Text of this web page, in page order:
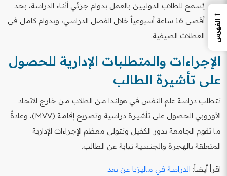
يُسمح للطلاب الدوليين بالعمل بدوام جزئي أثناء الدراسة، بحد
أقصى 16 ساعة أسبوعياً خلال الفصل الدراسي، وبدوام كامل في
العطلات الصيفية.
الإجراءات والمتطلبات الإدارية للحصول
على تأشيرة الطالب
تتطلب دراسة علم النفس في هولندا من الطلاب من خارج الاتحاد
الأوروبي الحصول على تأشيرة دراسية وتصريح إقامة (MVV)، وعادةً
ما تقوم الجامعة بدور الكفيل وتتولى معظم الإجراءات الإدارية
المتعلقة بالهجرة والجنسية نيابة عن الطالب.
اقرأ أيضاً: الدراسة في ماليزيا عن بعد
←
الفهرس